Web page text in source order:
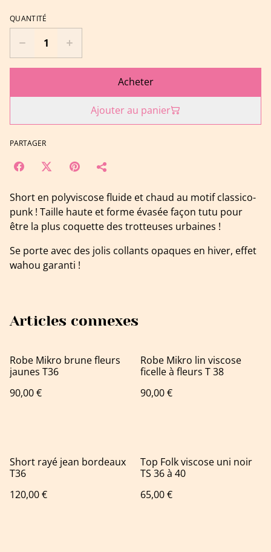
QUANTITÉ
Acheter
Ajouter au panier
PARTAGER
Short en polyviscose fluide et chaud au motif classico-
punk ! Taille haute et forme évasée façon tutu pour
être la plus coquette des trotteuses urbaines !
Se porte avec des jolis collants opaques en hiver, effet
wahou garanti !
Articles connexes
Robe Mikro brune fleurs
jaunes T36
90,00 €
Robe Mikro lin viscose
ficelle à fleurs T 38
90,00 €
Short rayé jean bordeaux
T36
120,00 €
Top Folk viscose uni noir
TS 36 à 40
65,00 €